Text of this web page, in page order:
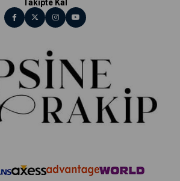
Takipte Kal